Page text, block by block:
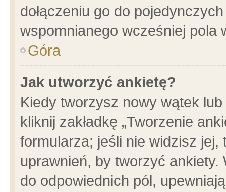
dołączeniu go do
wspomnianego wcześniej pola
Góra
Jak utworzyć ankietę?
Kiedy tworzysz nowy wątek
kliknij zakładkę „Tworzenie
formularza; jeśli nie widzisz
uprawnień, by tworzyć ankiety.
do odpowiednich pól,